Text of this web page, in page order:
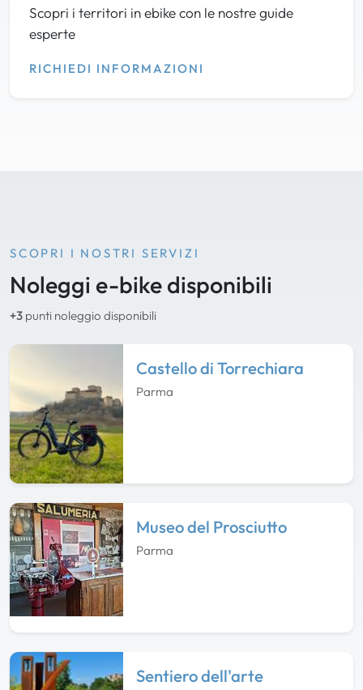
Scopri i territori in ebike con le nostre guide
esperte
RICHIEDI INFORMAZIONI
SCOPRI I NOSTRI SERVIZI
Noleggi e-bike disponibili
+3 punti noleggio disponibili
Castello di Torrechiara
Parma
Museo del Prosciutto
Parma
Sentiero dell'arte